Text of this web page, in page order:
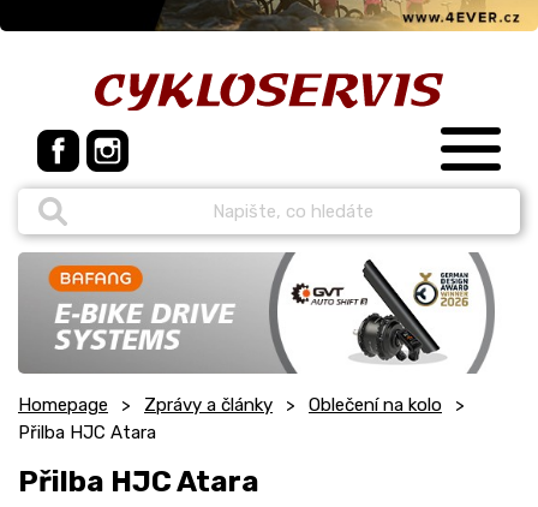
Homepage Zprávy a články
Oblečení na kolo
Přilba HJC Atara
Přilba HJC Atara